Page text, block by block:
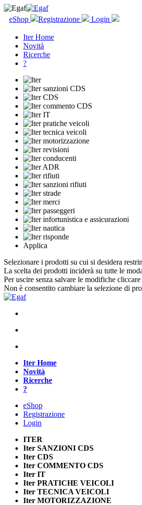
eShop Registrazione Login
Iter Home
Novità
Ricerche
?
Applica
Selezionare i prodotti su cui si desidera
La scelta dei prodotti inciderà su tutte le
Per uscire senza salvare le modifiche
Non è consentito cambiare la selezione di
Iter Home
Novità
Ricerche
?
eShop
Registrazione
Login
ITER
Iter SANZIONI CDS
Iter CDS
Iter COMMENTO CDS
Iter IT
Iter PRATICHE VEICOLI
Iter TECNICA VEICOLI
Iter MOTORIZZAZIONE